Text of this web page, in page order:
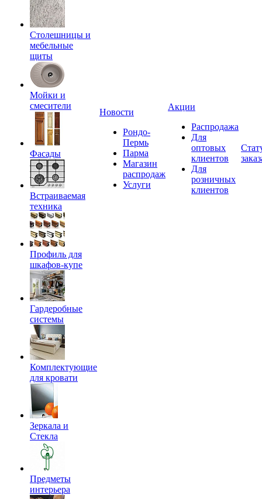
Столешницы и
мебельные
щиты
Мойки и
смесители
Фасады
Встраиваемая
техника
Профиль для
шкафов-купе
Гардеробные
системы
Комплектующие
для кровати
Зеркала и
Стекла
Предметы
интерьера
Новости
Рондо-
Пермь
Парма
Магазин
распродаж
Услуги
Акции
Распродажа
Для
оптовых
клиентов
Для
розничных
клиентов